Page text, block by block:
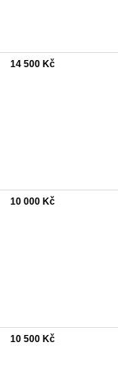
14 500 Kč
10 000 Kč
10 500 Kč